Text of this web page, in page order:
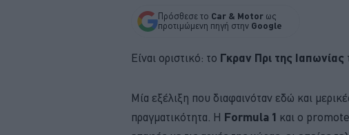
Πρόσθεσε το Car & Motor ως
προτιμώμενη πηγή στην Google
Είναι οριστικό: το Γκραν Πρι της Ιαπωνίας
Μία εξέλιξη που διαφαινόταν εδώ και
πραγματικότητα. Η Formula 1 και ο